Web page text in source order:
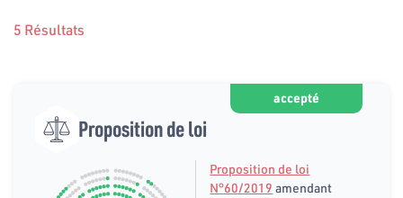
5 Résultats
accepté
Proposition de loi
Proposition de loi
N°60/2019 amendant